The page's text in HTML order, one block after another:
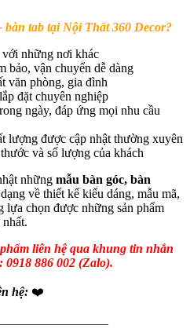
bàn tab tại Nội Thất 360 Decor?
với những nơi khác
bảo, vận chuyển dễ dàng
văn phòng, gia đình
đặt chuyên nghiệp
ngày, đáp ứng mọi nhu cầu
lượng được cập nhật thường xuyên
và số lượng của khách
những mẫu bàn góc, bàn
về thiết kế kiểu dáng, mẫu mã,
chọn được những sản phẩm
liên hệ qua khung tin nhắn
0918 886 002 (Zalo).
hệ: ❤️